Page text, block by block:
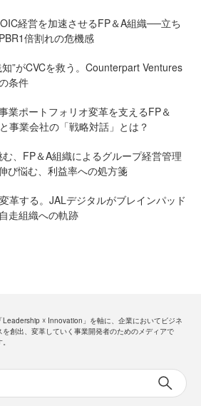
経営を加速させるFP＆A組織──立ち
倍割れの危機感
”がCVCを救う。Counterpart Ventures
条件
業ポートフォリオ変革を支えるFP＆
事業会社の「戦略対話」とは？
む、FP＆A組織によるグループ経営管理
び悩む、利益率への処方箋
革する。JALデジタルがブレインパッド
走組織への軌跡
「Leadership ☓ Innovation」を軸に、企業においてビジネ
を創出、変革していく事業開発者のためのメディアで